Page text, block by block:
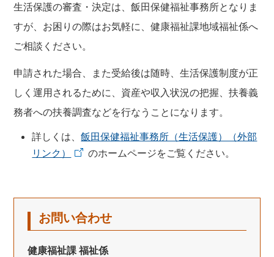
生活保護の審査・決定は、飯田保健福祉事務所となりま
すが、お困りの際はお気軽に、健康福祉課地域福祉係へ
ご相談ください。
申請された場合、また受給後は随時、生活保護制度が正
しく運用されるために、資産や収入状況の把握、扶養義
務者への扶養調査などを行なうことになります。
詳しくは、飯田保健福祉事務所（生活保護）（外部
リンク）
のホームページをご覧ください。
お問い合わせ
健康福祉課 福祉係